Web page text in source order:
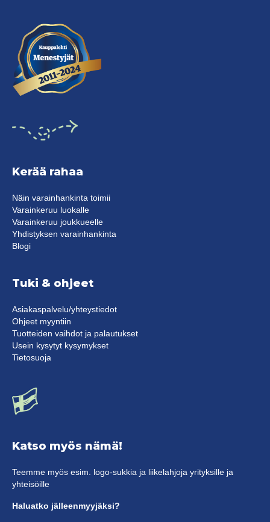
Kerää rahaa
Näin varainhankinta toimii
Varainkeruu luokalle
Varainkeruu joukkueelle
Yhdistyksen varainhankinta
Blogi
Tuki & ohjeet
Asiakaspalvelu/yhteystiedot
Ohjeet myyntiin
Tuotteiden vaihdot ja palautukset
Usein kysytyt kysymykset
Tietosuoja
Katso myös nämä!
Teemme myös esim. logo-sukkia ja liikelahjoja yrityksille ja
yhteisöille
Haluatko jälleenmyyjäksi?